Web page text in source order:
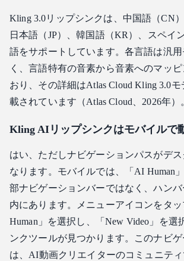
Kling 3.0リップシンクは、中国語（CN
日本語（JP）、韓国語（KR）、スペイ
語をサポートしています。各言語は汎
く、言語特有の音素から音素へのマッ
おり、その詳細はAtlas Cloud Kling 3.0
載されています（Atlas Cloud、2026年）
Kling AIリップシンクはモバイルで
はい、ただしナビゲーションパスがデ
なります。モバイルでは、「AI Human
部ナビゲーションバーではなく、ハン
内にあります。メニューアイコンをタ
Human」を選択し、「New Video」を選
ンクツールが見つかります。このナビ
は、AI動画クリエイターのコミュニテ